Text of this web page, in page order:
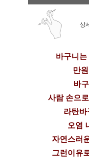
상
바구니는
만
바
사람 손으
라탄바
오염
자연스러
그런이유